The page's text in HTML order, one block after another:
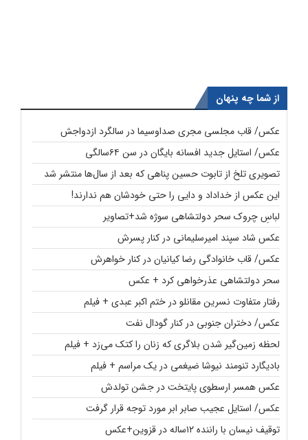
از شما چه پنهان
عکس/ قاب مجلسی مجری صداوسیما در سالگرد ازدواجش
عکس/ استایل جدید افسانه بایگان در سن ۶۴سالگی
تصویری تلخ از تابوت حسین پناهی که بعد از سال‌ها منتشر شد
این عکس از خداداد و دایی را حتی خودشان هم ندارند!
لباسِ چروک سحر دولتشاهی سوژه شد+تصاویر
عکس شاد سپند امیرسلیمانی در کنار پسرش
عکس/ قاب خانوادگی رضا کیانیان در کنار خواهرش
سحر دولتشاهی عذرخواهی کرد + عکس
رفتار متفاوت نسرین مقانلو در ختم اکبر عبدی + فیلم
عکس/ دختران جنوبی در کنار گودال نفت
لحظه زمین‌گیر شدن بلاگری که زنان را کتک می‌زد + فیلم
بادیگارد تنومند نیوشا ضیغمی در یک مراسم + فیلم
عکس همسر ارسطوی پایتخت در جشن تولدش
عکس/ استایل عجیب صابر ابر مورد توجه قرار گرفت
توقیف نیسان با راننده ۱۲ساله در قزوین+عکس